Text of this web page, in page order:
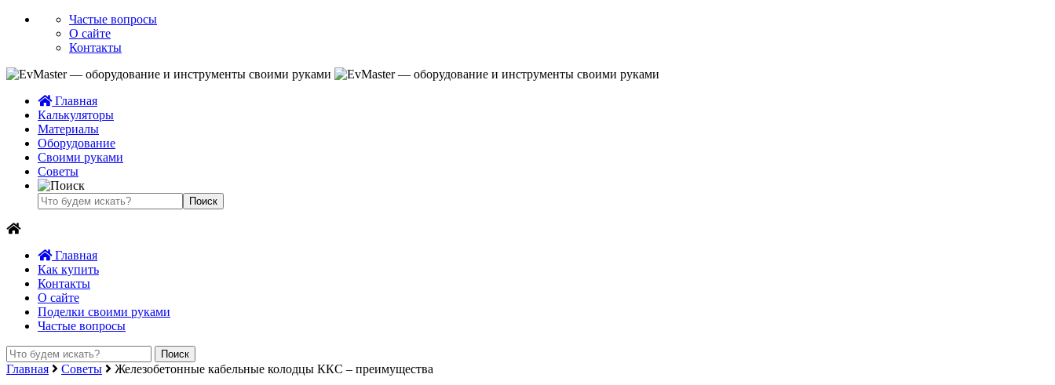
Частые вопросы
О сайте
Контакты
Главная
Калькуляторы
Материалы
Оборудование
Своими руками
Советы
Главная
Как купить
Контакты
О сайте
Поделки своими руками
Частые вопросы
Главная Советы Железобетонные кабельные колодцы ККС – преимущества